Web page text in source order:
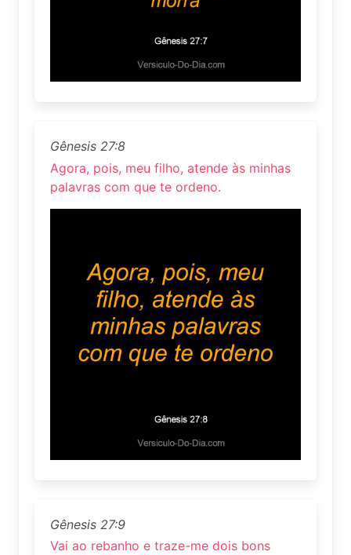
Gênesis 27:8
Agora, pois, meu filho, atende às minhas
palavras com que te ordeno.
Gênesis 27:9
Vai ao rebanho e traze-me dois bons